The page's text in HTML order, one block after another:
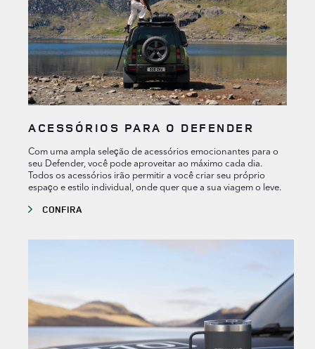
ACESSÓRIOS PARA O DEFENDER
Com uma ampla seleção de acessórios emocionantes para o
seu Defender, você pode aproveitar ao máximo cada dia.
Todos os acessórios irão permitir a você criar seu próprio
espaço e estilo individual, onde quer que a sua viagem o leve.
CONFIRA